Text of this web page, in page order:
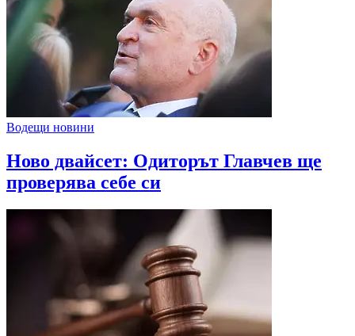
Водещи новини
Ново двайсет: Одиторът Главчев ще
проверява себе си